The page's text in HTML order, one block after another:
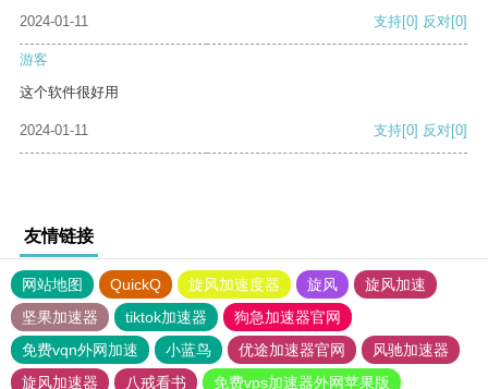
2024-01-11 支持[0] 反对[0]
游客
这个软件很好用
2024-01-11 支持[0] 反对[0]
友情链接
网站地图 QuickQ 旋风加速度器 旋风
旋风加速
坚果加速器
tiktok加速器
狗急加速器官网
免费vqn外网加速
小蓝鸟 优途加速器官网
风驰加速器
旋风加速器
八戒看书 免费vps加速器外网苹果版